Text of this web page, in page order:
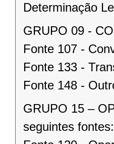
Determinação
GRUPO 09 -
Fonte 107 -
Fonte 133 -
Fonte 148 -
GRUPO 15 –
seguintes fontes: